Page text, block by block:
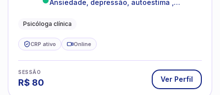
Ansiedade, depressão, autoestima ,
Psicóloga clínica
CRP ativo Online
SESSÃO
R$ 80 Ver Perfil